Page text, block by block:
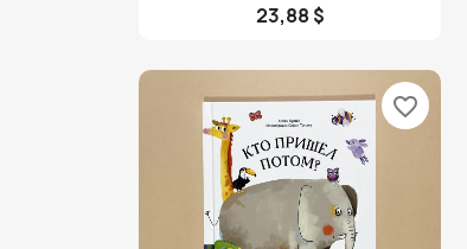
23,88 $
favorite_border